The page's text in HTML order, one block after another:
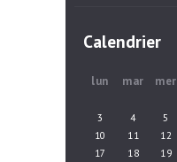
Calendrier
lun mar mer
3
4 5
10
11 12
17
18 19